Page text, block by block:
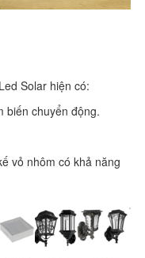
Solar hiện có:
biến chuyển động.
vỏ nhôm có khả năng